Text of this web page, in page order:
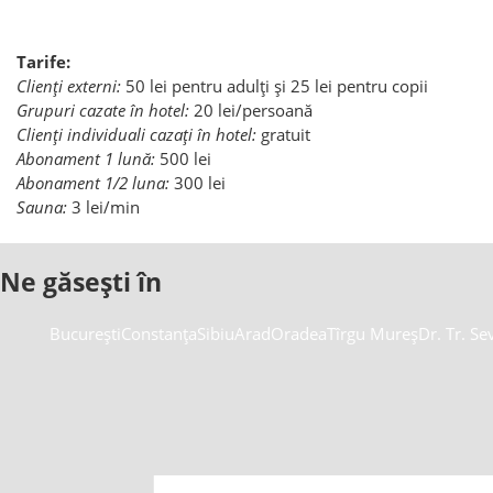
Tarife:
Clienți externi: 50 lei pentru adulți și 25 lei pentru copii
Grupuri cazate în hotel: 20 lei/persoană
Clienți individuali cazați în hotel: gratuit
Abonament 1 lună: 500 lei
Abonament 1/2 luna: 300 lei
Sauna: 3 lei/min
Ne găsești în
București ConstanțaSibiuAradOradeaTîrgu MureșDr. Tr.